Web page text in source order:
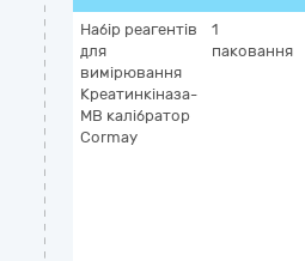
Набір реагентів
для
вимірювання
Креатинкіназа-
МВ калібратор
Cormay
1
паковання